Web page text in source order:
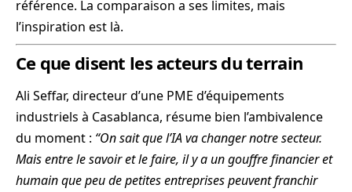
référence. La comparaison a ses limites, mais
l’inspiration est là.
Ce que disent les acteurs du terrain
Ali Seffar, directeur d’une PME d’équipements
industriels à Casablanca, résume bien l’ambivalence
du moment : “On sait que l’IA va changer notre secteur.
Mais entre le savoir et le faire, il y a un gouffre financier et
humain que peu de petites entreprises peuvent franchir